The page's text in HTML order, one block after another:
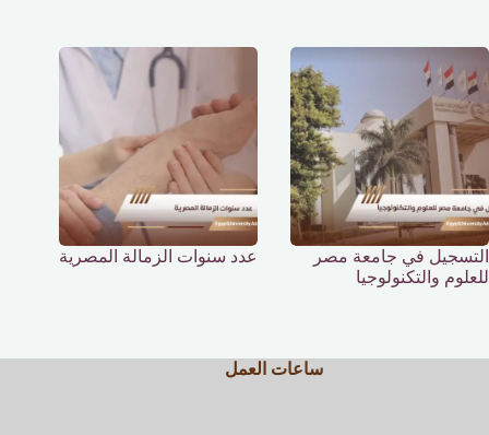
التسجيل في جامعة مصر
للعلوم والتكنولوجيا
عدد سنوات الزمالة المصرية
ساعات العمل